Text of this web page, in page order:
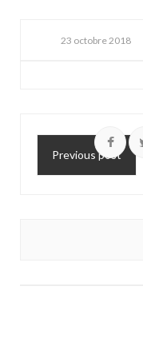
23 octobre 2018
Previous post